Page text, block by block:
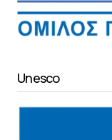
Unesco